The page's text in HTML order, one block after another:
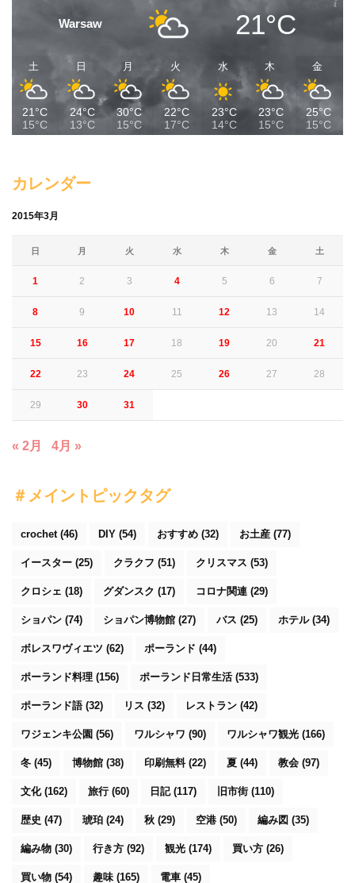
Warsaw 21°C
土
21°C
15°C
日
24°C
13°C
月
30°C
15°C
火
22°C
17°C
水
23°C
14°C
木
23°C
15°C
金
25°C
15°C
カレンダー
2015年3月
日 月 火 水 木 金 土
1 2 3 4 5 6 7
8 9 10 11 12 13 14
15 16 17 18 19 20 21
22 23 24 25 26 27 28
29 30 31
« 2月 4月 »
＃メイントピックタグ
crochet (46) DIY (54) おすすめ (32) お土産 (77)
イースター (25) クラクフ (51) クリスマス (53)
クロシェ (18) グダンスク (17) コロナ関連 (29)
ショパン (74) ショパン博物館 (27) バス (25) ホテル(34)
ボレスワヴィエツ (62) ポーランド (44)
ポーランド料理 (156) ポーランド日常生活(533)
ポーランド語(32) リス (32) レストラン (42)
ワジェンキ公園 (56) ワルシャワ (90) ワルシャワ観光 (166)
冬 (45) 博物館 (38) 印刷無料(22) 夏 (44) 教会 (97)
文化(162) 旅行 (60) 日記(117) 旧市街 (110)
歴史 (47) 琥珀 (24) 秋 (29) 空港 (50) 編み図 (35)
編み物 (30) 行き方 (92) 観光 (174) 買い方 (26)
買い物 (54) 趣味 (165) 電車 (45)